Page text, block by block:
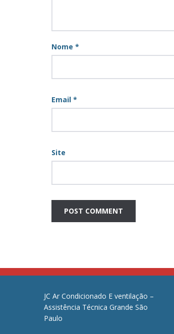
Nome *
Email *
Site
JC Ar Condicionado E ventilação –
Assistência Técnica Grande São
Paulo